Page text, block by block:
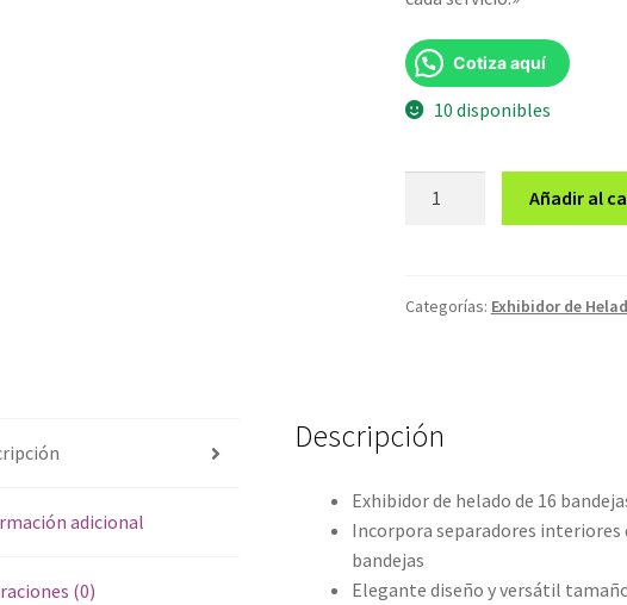
Cotiza aquí
10 disponibles
bandejas
Añadir al
Categorías: Exhibidor de
adicional
(0)
Descripción
Exhibidor de helado de 16
Incorpora separadores
bandejas
Elegante diseño y versátil